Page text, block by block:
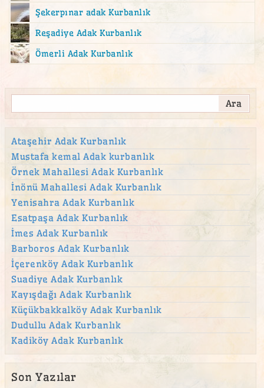
Şekerpınar adak Kurbanlık
Reşadiye Adak Kurbanlık
Ömerli Adak Kurbanlık
Ataşehir Adak Kurbanlık
Mustafa kemal Adak kurbanlık
Örnek Mahallesi Adak Kurbanlık
İnönü Mahallesi Adak Kurbanlık
Yenisahra Adak Kurbanlık
Esatpaşa Adak Kurbanlık
İmes Adak Kurbanlık
Barboros Adak Kurbanlık
İçerenköy Adak Kurbanlık
Suadiye Adak Kurbanlık
Kayışdağı Adak Kurbanlık
Küçükbakkalköy Adak Kurbanlık
Dudullu Adak Kurbanlık
Kadiköy Adak Kurbanlık
Son Yazılar